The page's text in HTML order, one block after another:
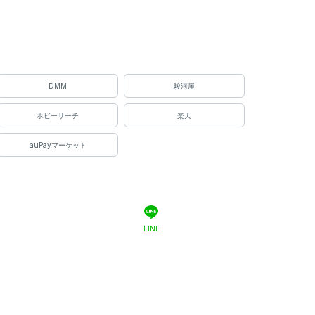
DMM 駿河屋
ホビーサーチ 楽天
auPayマーケット
LINE